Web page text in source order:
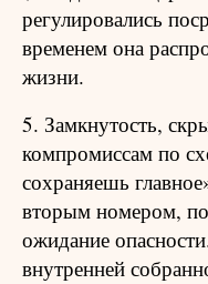
регулировались
временем она
жизни.
5. Замкнутость,
компромиссам по
сохраняешь
вторым номером,
ожидание
внутренней